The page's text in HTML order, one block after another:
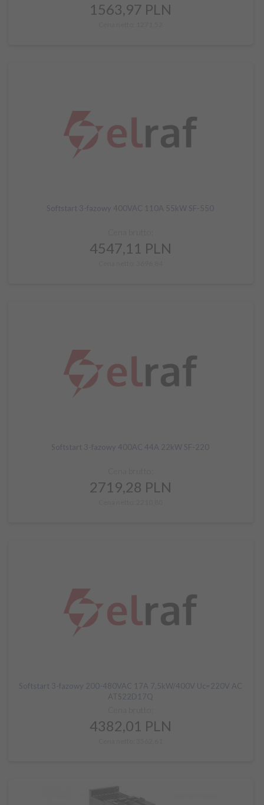
1563,97 PLN
Softstart 3-fazowy 400VAC 110A 55kW SF-550
4547,11 PLN
Softstart 3-fazowy 400AC 44A 22kW SF-220
2719,28 PLN
Softstart 3-fazowy 200-480VAC 17A 7,5kW/400V Uc=220V AC
ATS22D17Q
4382,01 PLN